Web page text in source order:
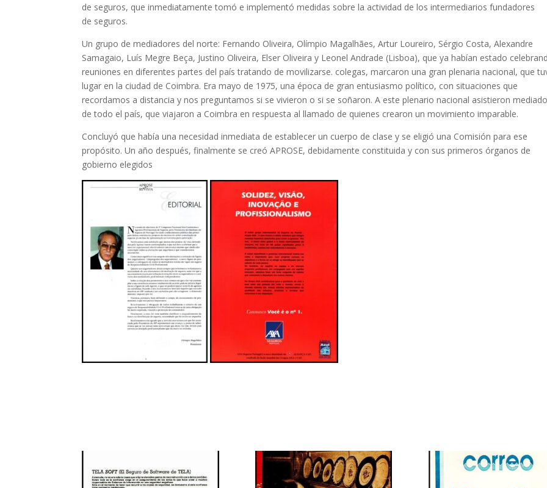
de seguros, que inmediatamente tomó e implementó medidas sobre la actividad de los intermediarios fundadores
de seguros.
Un grupo de mediadores del norte: Fernando Oliveira, Olímpio Magalhães, Artur Loureiro, Sérgio Costa, Alexandre
Samagaio, Luís Megre Beça, Justino Oliveira, Elser Oliveira y Leonel Andrade (Lisboa), que ya habían estado
reuniones en diferentes partes del país tratando de movilizarse. colegas, marcaron una gran plenaria nacional, que
lugar en la ciudad de Coimbra. Era mayo de 1975, una época de gran entusiasmo político, con situaciones que
recordamos a distancia y nos preguntamos si se vivieron o si se soñaron. A este plenario nacional asistieron
de todo el país, que viajaron a Coimbra en respuesta al llamado de quienes crearon un movimiento imparable.
Concluyó que había una necesidad inmediata de establecer un cuerpo de clase y se eligió una Comisión para ese
propósito. Un año después, finalmente se creó APROSE, debidamente constituida y con sus primeros órganos de
gobierno elegidos